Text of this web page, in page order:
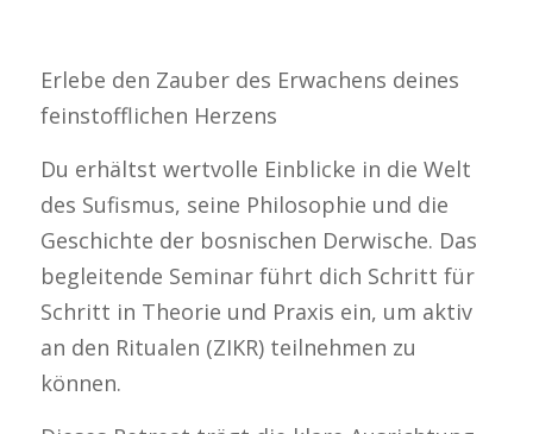
Erlebe den Zauber des Erwachens deines
feinstofflichen Herzens
Du erhältst wertvolle Einblicke in die Welt
des Sufismus, seine Philosophie und die
Geschichte der bosnischen Derwische. Das
begleitende Seminar führt dich Schritt für
Schritt in Theorie und Praxis ein, um aktiv
an den Ritualen (ZIKR) teilnehmen zu
können.